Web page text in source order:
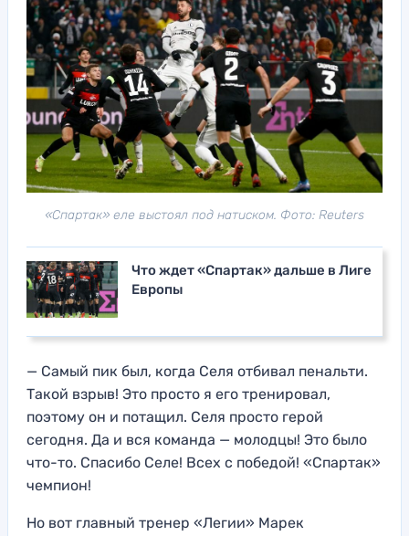
«Спартак» еле выстоял под натиском. Фото: Reuters
Что ждет «Спартак» дальше в Лиге
Европы
— Самый пик был, когда Селя отбивал пенальти.
Такой взрыв! Это просто я его тренировал,
поэтому он и потащил. Селя просто герой
сегодня. Да и вся команда — молодцы! Это было
что-то. Спасибо Селе! Всех с победой! «Спартак»
чемпион!
Но вот главный тренер «Легии» Марек